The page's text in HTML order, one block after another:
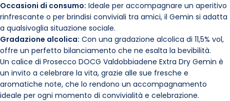
Occasioni di consumo: Ideale per accompagnare un aperitivo
rinfrescante o per brindisi conviviali tra amici, il Gemin si adatta
a qualsivoglia situazione sociale.
Gradazione alcolica: Con una gradazione alcolica di 11,5% vol,
offre un perfetto bilanciamento che ne esalta la bevibilità.
Un calice di Prosecco DOCG Valdobbiadene Extra Dry Gemin è
un invito a celebrare la vita, grazie alle sue fresche e
aromatiche note, che lo rendono un accompagnamento
ideale per ogni momento di convivialità e celebrazione.